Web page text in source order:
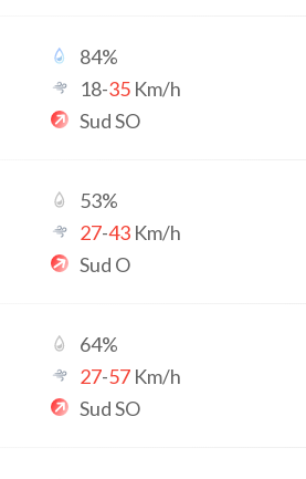
84%
18-35 Km/h
Sud SO
53%
27-43 Km/h
Sud O
64%
27-57 Km/h
Sud SO